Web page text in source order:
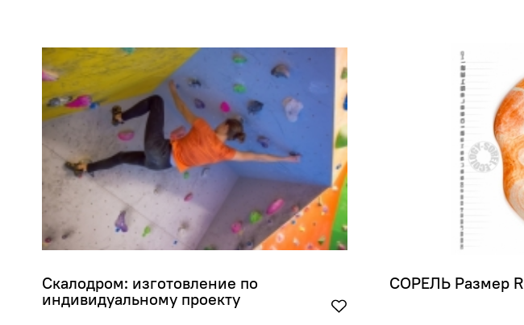
Скалодром: изготовление по
индивидуальному проекту
СОРЕЛЬ Размер R